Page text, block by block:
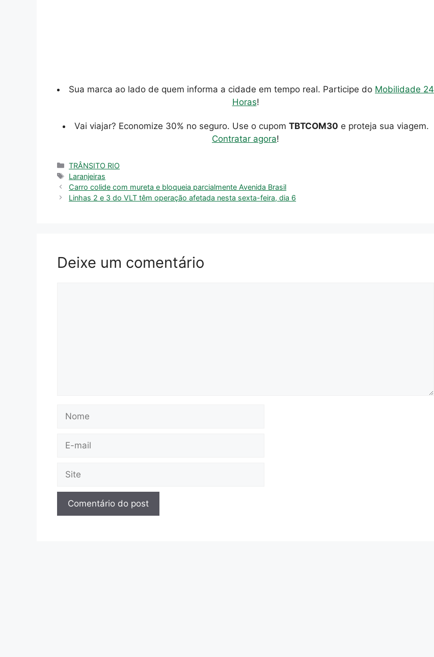
Sua marca ao lado de quem informa a cidade em tempo real. Participe do Mobilidade 24
Horas!
Vai viajar? Economize 30% no seguro. Use o cupom TBTCOM30 e proteja sua viagem.
Contratar agora!
Categorias
TRÂNSITO RIO
Tags
Laranjeiras
Carro colide com mureta e bloqueia parcialmente Avenida Brasil
Linhas 2 e 3 do VLT têm operação afetada nesta sexta-feira, dia 6
Deixe um comentário
mail